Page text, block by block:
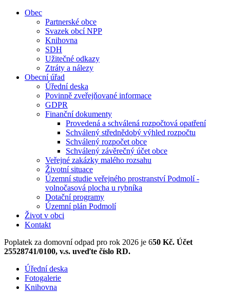
Obec
Partnerské obce
Svazek obcí NPP
Knihovna
SDH
Užitečné odkazy
Ztráty a nálezy
Obecní úřad
Úřední deska
Povinně zveřejňované informace
GDPR
Finanční dokumenty
Provedená a schválená rozpočtová opatření
Schválený střednědobý výhled rozpočtu
Schválený rozpočet obce
Schválený závěrečný účet obce
Veřejné zakázky malého rozsahu
Životní situace
Územní studie veřejného prostranství Podmolí -
volnočasová plocha u rybníka
Dotační programy
Územní plán Podmolí
Život v obci
Kontakt
Poplatek za domovní odpad pro rok 2026 je 650 Kč. Účet
25528741/0100, v.s. uveďte číslo RD.
Úřední deska
Fotogalerie
Knihovna